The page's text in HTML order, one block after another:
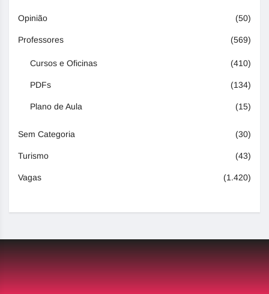
Opinião (50)
Professores (569)
Cursos e Oficinas (410)
PDFs (134)
Plano de Aula (15)
Sem Categoria (30)
Turismo (43)
Vagas (1.420)